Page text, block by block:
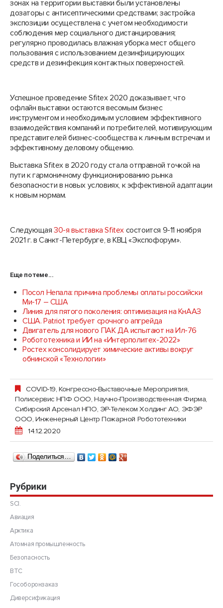
зонах на территории выставки были установлены
дозаторы с антисептическими средствами; застройка
экспозиции осуществлена с учетом необходимости
соблюдения мер социального дистанцирования;
регулярно проводилась влажная уборка мест общего
пользования с использованием дезинфицирующих
средств и дезинфекция контактных поверхностей.
Успешное проведение Sfitex 2020 доказывает, что
офлайн выставки остаются весомым бизнес
инструментом и необходимым условием эффективного
взаимодействия компаний и потребителей, мотивирующим
представителей бизнес-сообщества к личным встречам и
эффективному деловому общению.
Выставка Sfitex в 2020 году стала отправной точкой на
пути к гармоничному функционированию рынка
безопасности в новых условиях, к эффективной адаптации
к новым нормам.
Следующая 30-я выставка Sfitex состоится 9-11 ноября
2021 г. в Санкт-Петербурге, в КВЦ «Экспофорум».
Еще по теме...
Посол Непала: причина проблемы оплаты российски
Ми-17 – США
Линия для пятого поколения: оптимизация на КнААЗ
США. Patriot требует срочного апгрейда
Двигатель для нового ПАК ДА испытают на Ил-76
Робототехника и ИИ на «Интерполитех-2022»
Ростех консолидирует химические активы вокруг
обнинской «Технологии»
COVID-19,Конгрессно-Выставочные Мероприятия,
Полисервис НПФ ООО, Научно-Производственная Фирма,
Сибирский Арсенал НПО, ЭР-Телеком Холдинг АО, ЭФЭР
ООО, Инженерный Центр Пожарной Робототехники
14.12.2020
Поделиться…
Рубрики
SCI.
Авиация
Арктика
Атомная промышленность
Безопасность
ВТС
Гособоронзаказ
Диверсификация